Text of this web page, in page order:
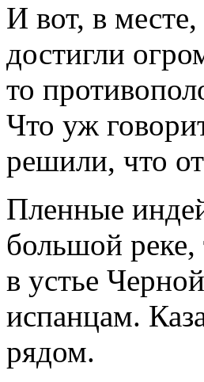
И вот, в
достигли
то
Что уж
решили, что
Пленные
большой
в устье
испанцам.
рядом.